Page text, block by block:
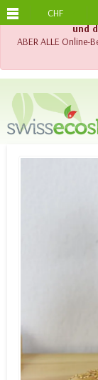
!! Wichtig !! Bis
und
ABER ALLE Online-
CHF